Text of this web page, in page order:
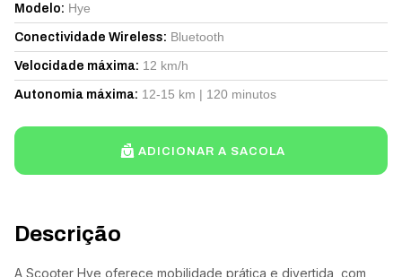
Descrição
A Scooter Hye oferece mobilidade prática e divertida, com
Modelo: Hye
Conectividade Wireless: Bluetooth
Velocidade máxima: 12 km/h
Autonomia máxima: 12-15 km | 120 minutos
ADICIONAR A SACOLA